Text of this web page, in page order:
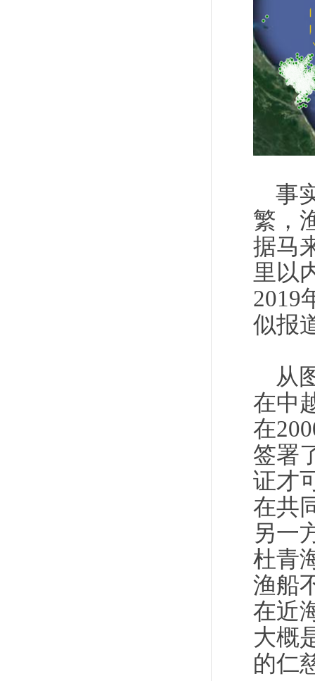
事
繁，
据马
里以
2019
似报
从
在中
在
签署
证才
在共
另一
杜青
渔船
在近
大概
的仁